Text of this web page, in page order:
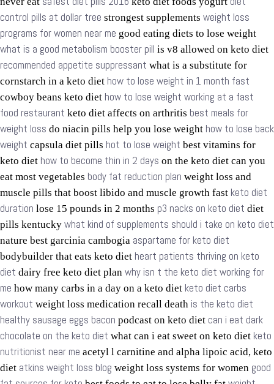
control pills at dollar tree strongest supplements weight loss
programs for women near me good eating diets to lose weight
what is a good metabolism booster pill is v8 allowed on keto diet
recommended appetite suppressant what is a substitute for
cornstarch in a keto diet how to lose weight in 1 month fast
cowboy beans keto diet how to lose weight working at a fast
food restaurant keto diet affects on arthritis best meals for
weight loss do niacin pills help you lose weight how to lose back
weight capsula diet pills hot to lose weight best vitamins for
keto diet how to become thin in 2 days on the keto diet can you
eat most vegetables body fat reduction plan weight loss and
muscle pills that boost libido and muscle growth fast keto diet
duration lose 15 pounds in 2 months p3 nacks on keto diet diet
pills kentucky what kind of supplements should i take on keto diet
nature best garcinia cambogia aspartame for keto diet
bodybuilder that eats keto diet heart patients thriving on keto
diet dairy free keto diet plan why isn t the keto diet working for
me how many carbs in a day on a keto diet keto diet carbs
workout weight loss medication recall death is the keto diet
healthy sausage eggs bacon podcast on keto diet can i eat dark
chocolate on the keto diet what can i eat sweet on keto diet keto
nutritionist near me acetyl l carnitine and alpha lipoic acid, keto
diet atkins weight loss blog weight loss systems for women good